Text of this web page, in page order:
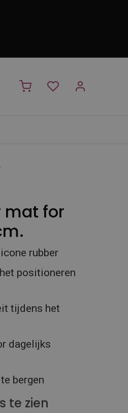
mat for
rubber
positioneren
tijdens het
dagelijks
bergen
te zien